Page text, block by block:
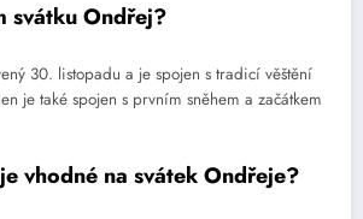
svátku Ondřej?
30. listopadu a je spojen s tradicí věštění
je také spojen s prvním sněhem a začátkem
vhodné na svátek Ondřeje?